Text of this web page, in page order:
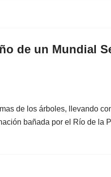
de un Mundial
de los árboles, llevando
bañada por el Río de la